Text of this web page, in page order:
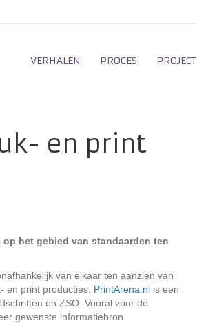
VERHALEN PROCES PROJECT
en print
het gebied van standaarden ten
van elkaar ten aanzien van
en print producties. PrintArena.nl is een
en ZSO. Vooral voor de
gewenste informatiebron.